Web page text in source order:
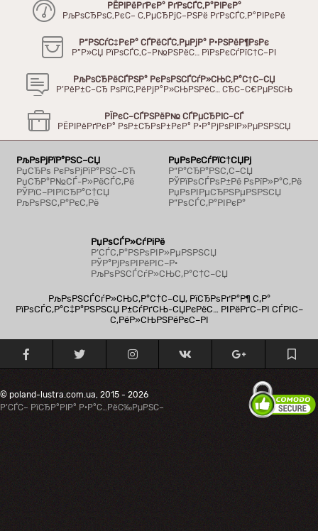
РЁРІРёРґРєР° РґРѕСЃС‚Р°РІРєР°
РљРѕСЂРѕС‚РєС– С‚РµСЂРјС–РЅРё РґРѕСЃС‚Р°РІРєРё
Р“РЅСѓС‡РєР° СЃРёСЃС‚РµРјР° Р·РЅРёР¶РѕРє
Р”Р»СЏ РїРѕСЃС‚С–Р№РЅРёС… РїРѕРєСѓРїС†С–РІ
РљРѕСЂРёСЃРЅР° РєРѕРЅСЃСѓР»СЊС‚Р°С†С–СЏ
Р’РёР±С–СЂ РѕРїС‚РёРјР°Р»СЊРЅРёС… СЂС–С€РµРЅСЊ
РЇРєС–СЃРЅРёР№ СЃРµСЂРІС–СЃ
РЁРІРёРґРєР° РѕР±СЂРѕР±РєР° Р·Р°РјРѕРІР»РµРЅРЅСЏ
РљРѕРјРїР°РЅС–СЏ
РџСЂРѕ РєРѕРјРїР°РЅС–СЋ
РџСЂР°Р№СЃ-Р»РёСЃС‚Рё
РЎРїС–РІРїСЂР°С†СЏ
РљРѕРЅС‚Р°РєС‚Рё
РџРѕРєСѓРїС†СЏРј
Р“Р°СЂР°РЅС‚С–СЏ
РЎРїРѕСЃРѕР±Рё РѕРїР»Р°С‚Рё
РџРѕРІРµСЂРЅРµРЅРЅСЏ
Р”РѕСЃС‚Р°РІРєР°
РџРѕСЃР»СѓРіРё
Р’СЃС‚Р°РЅРѕРІР»РµРЅРЅСЏ
РЎР°РјРѕРІРёРІС–Р·
РљРѕРЅСЃСѓР»СЊС‚Р°С†С–СЏ
РљРѕРЅСЃСѓР»СЊС‚Р°С†С–СЏ, РїСЂРѕРґР°Р¶ С‚Р°
РїРѕСЃС‚Р°С‡Р°РЅРЅСЏ Р±СѓРґСЊ-СЏРєРёС… РІРёРґС–РІ СЃРІС–
С‚РёР»СЊРЅРёРєС–РІ
© poland-lustra.com.ua, 2015 - 2026
Р’СЃС– РїСЂР°РІР° Р·Р°С…РёС‰РµРЅС–